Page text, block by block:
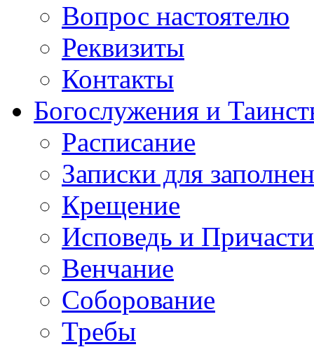
Вопрос настоятелю
Реквизиты
Контакты
Богослужения и
Расписание
Записки для
Крещение
Исповедь и
Венчание
Соборование
Требы